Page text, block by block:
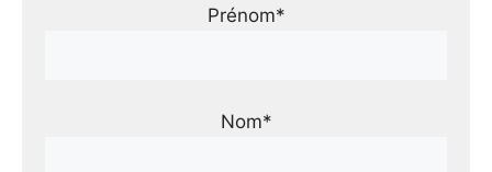
Prénom*
Nom*